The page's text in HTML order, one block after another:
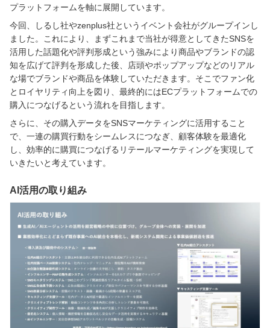
プラットフォームを軸に展開しています。
今回、しるし社やzenplus社というイベント会社がグループインし
ました。これにより、まずこれまで当社が得意としてきたSNSを
活用した話題化や評判形成という強みにより商品やブランドの認
知を広げて評判を形成した後、店頭やポップアップなどのリアル
な場でブランドや商品を体験していただきます。そこでファン化
とロイヤリティ向上を図り、最終的にはECプラットフォームでの
購入につなげるという流れを目指します。
さらに、その購入データをSNSマーケティングに活用すること
で、一連の購買行動をシームレスにつなぎ、顧客体験を最適化
し、効率的に購買につなげるリテールマーケティングを実現して
いきたいと考えています。
AI活用の取り組み